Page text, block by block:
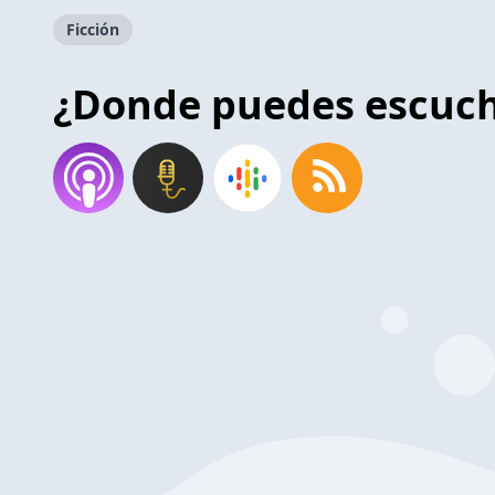
Ficción
¿Donde puedes